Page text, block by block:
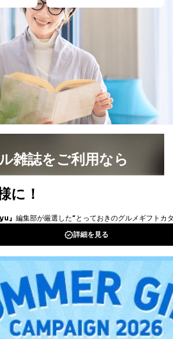
雑誌をご利用なら
）が無料で読み放題！
DOWNLOAD FOR IOS
DOWNLOAD FOR ANDROID
ご利用方法はこちら